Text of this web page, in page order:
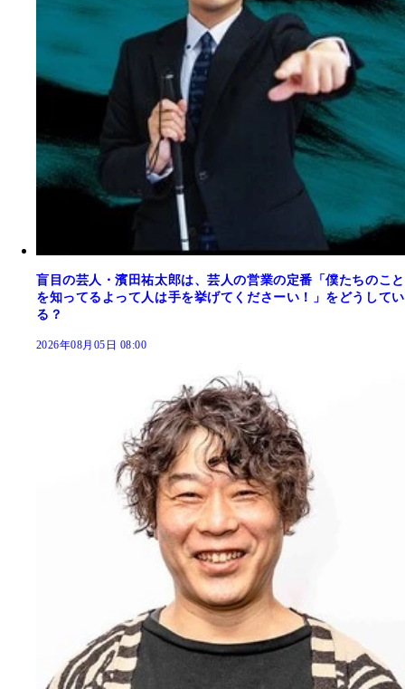
盲目の芸人・濱田祐太郎は、芸人の営業の定番「僕たちのこと
を知ってるよって人は手を挙げてくださーい！」をどうしてい
る？
2026年08月05日 08:00